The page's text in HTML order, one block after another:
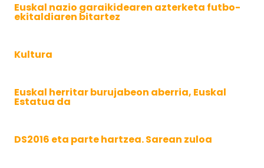
Euskal nazio garaikidearen azterketa futbo-
ekitaldiaren bitartez
Kultura
Euskal herritar burujabeon aberria, Euskal
Estatua da
DS2016 eta parte hartzea. Sarean zuloa